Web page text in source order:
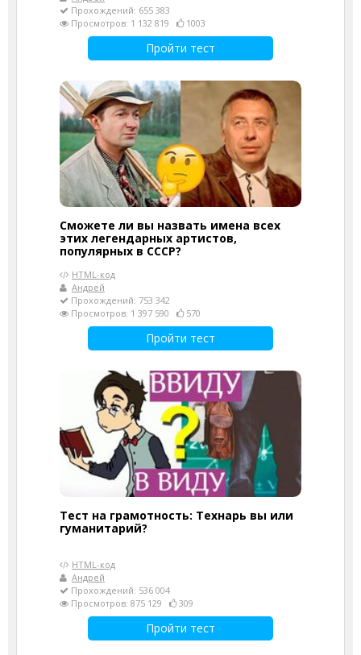
Прохождений: 655 383
Просмотров: 1 132 819
1003
Пройти тест
Сможете ли вы назвать имена всех
этих легендарных артистов,
популярных в СССР?
HTML-код
Андрей
Прохождений: 753 342
Просмотров: 1 397 590
570
Пройти тест
Тест на грамотность: Технарь вы или
гуманитарий?
HTML-код
Андрей
Прохождений: 536 004
Просмотров: 875 129
309
Пройти тест